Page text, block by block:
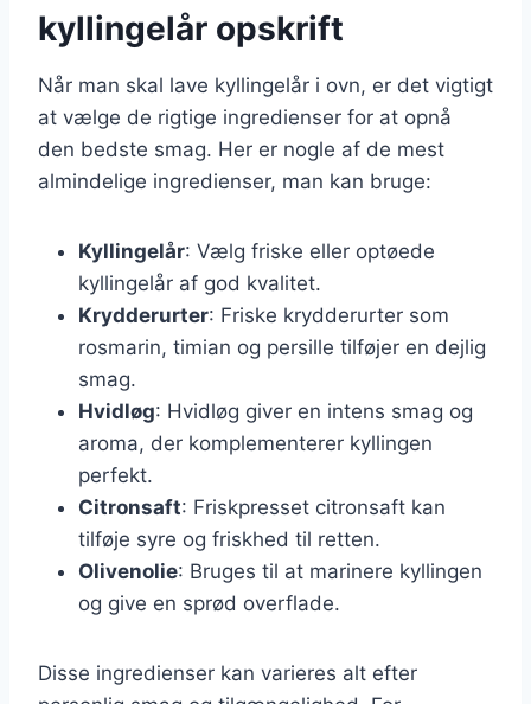
kyllingelår opskrift
Når man skal lave kyllingelår i ovn, er det vigtigt
at vælge de rigtige ingredienser for at opnå
den bedste smag. Her er nogle af de mest
almindelige ingredienser, man kan bruge:
Kyllingelår: Vælg friske eller optøede
kyllingelår af god kvalitet.
Krydderurter: Friske krydderurter som
rosmarin, timian og persille tilføjer en dejlig
smag.
Hvidløg: Hvidløg giver en intens smag og
aroma, der komplementerer kyllingen
perfekt.
Citronsaft: Friskpresset citronsaft kan
tilføje syre og friskhed til retten.
Olivenolie: Bruges til at marinere kyllingen
og give en sprød overflade.
Disse ingredienser kan varieres alt efter